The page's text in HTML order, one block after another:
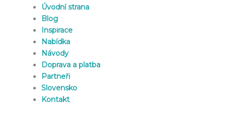
Úvodní strana
Blog
Inspirace
Nabídka
Návody
Doprava a platba
Partneři
Slovensko
Kontakt